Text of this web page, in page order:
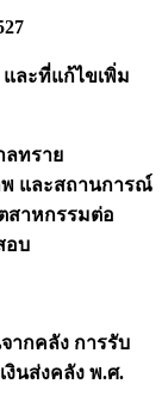
ละที่แก้ไขเพิ่ม
ลทราย
พ และสถานการณ์
สาหกรรมต่อ
อบ
ากคลัง การรับ
งินส่งคลัง พ.ศ.